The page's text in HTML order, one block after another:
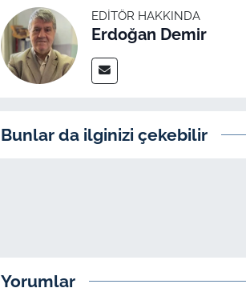
EDITÖR HAKKINDA
Erdoğan Demir
Bunlar da ilginizi çekebilir
Yorumlar